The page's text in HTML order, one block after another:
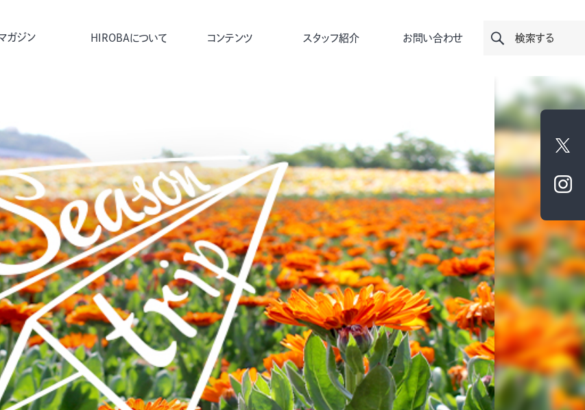
ガジン HIROBAについて コンテンツ スタッフ紹介 お問い合わせ 検索する